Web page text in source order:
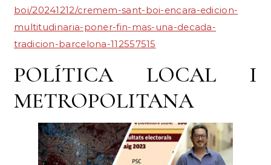
boi/20241212/cremem-sant-boi-encara-edicion-
multitudinaria-poner-fin-mas-una-decada-
tradicion-barcelona-112557515
POLÍTICA LOCAL I
METROPOLITANA